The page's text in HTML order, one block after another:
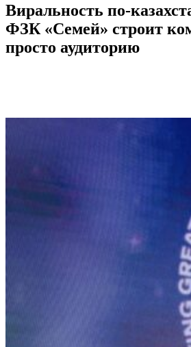
Виральность по-
ФЗК «Семей» строит
просто аудиторию